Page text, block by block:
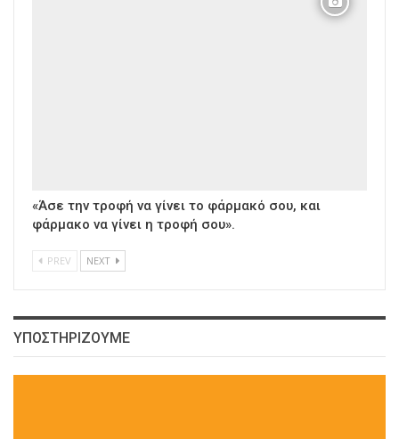
«Άσε την τροφή να γίνει το φάρμακό σου, και
φάρμακο να γίνει η τροφή σου».
PREV NEXT
ΥΠΟΣΤΗΡΙΖΟΥΜΕ